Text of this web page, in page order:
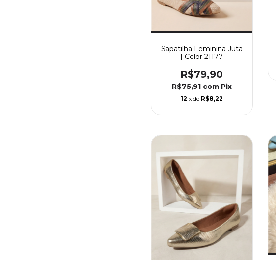
Sapatilha Feminina Juta
| Color 21177
R$79,90
R$75,91 com Pix
12 x de R$8,22